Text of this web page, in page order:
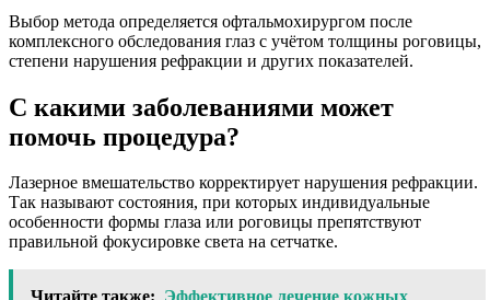
Выбор метода определяется офтальмохирургом после
комплексного обследования глаз с учётом толщины роговицы,
степени нарушения рефракции и других показателей.
С какими заболеваниями может
помочь процедура?
Лазерное вмешательство корректирует нарушения рефракции.
Так называют состояния, при которых индивидуальные
особенности формы глаза или роговицы препятствуют
правильной фокусировке света на сетчатке.